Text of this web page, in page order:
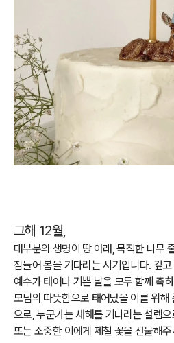
그해 12월,
대부분의 생명이 땅 아래, 묵직한 나무
잠들어 봄을 기다리는 시기입니다. 깊
예수가 태어나 기쁜 날을 모두 함께 축
모님의 따뜻함으로 태어났을 이를 위해
으로, 누군가는 새해를 기다리는 설렘
또는 소중한 이에게 제철 꽃을 선물해주